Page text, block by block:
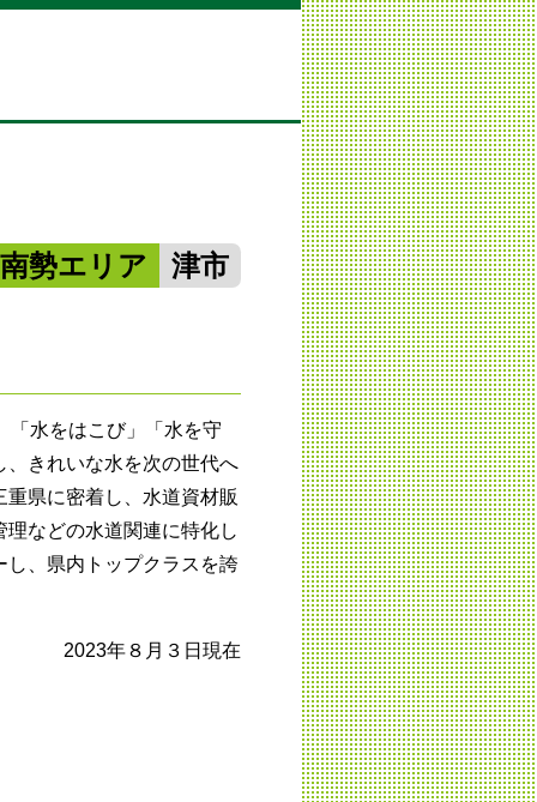
勢エリア 津市
「水をはこび」「水を守
きれいな水を次の世代へ
県に密着し、水道資材販
などの水道関連に特化し
、県内トップクラスを誇
2023年８月３日現在